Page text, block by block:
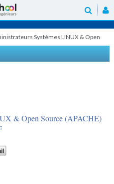
Systèmes LINUX & Open
H/F
& Open Source (APACHE)